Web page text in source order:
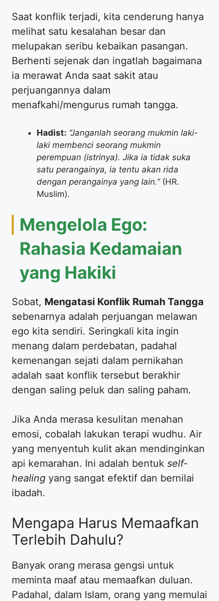
Saat konflik terjadi, kita cenderung hanya
melihat satu kesalahan besar dan
melupakan seribu kebaikan pasangan.
Berhenti sejenak dan ingatlah bagaimana
ia merawat Anda saat sakit atau
perjuangannya dalam
menafkahi/mengurus rumah tangga.
Hadist: “Janganlah seorang mukmin laki-
laki membenci seorang mukmin
perempuan (istrinya). Jika ia tidak suka
satu perangainya, ia tentu akan rida
dengan perangainya yang lain.”(HR.
Muslim).
Mengelola Ego:
Rahasia Kedamaian
yang Hakiki
Sobat, Mengatasi Konflik Rumah Tangga
sebenarnya adalah perjuangan melawan
ego kita sendiri. Seringkali kita ingin
menang dalam perdebatan, padahal
kemenangan sejati dalam pernikahan
adalah saat konflik tersebut berakhir
dengan saling peluk dan saling paham.
Jika Anda merasa kesulitan menahan
emosi, cobalah lakukan terapi wudhu. Air
yang menyentuh kulit akan mendinginkan
api kemarahan. Ini adalah bentuk self-
healing yang sangat efektif dan bernilai
ibadah.
Mengapa Harus Memaafkan
Terlebih Dahulu?
Banyak orang merasa gengsi untuk
meminta maaf atau memaafkan duluan.
Padahal, dalam Islam, orang yang memulai